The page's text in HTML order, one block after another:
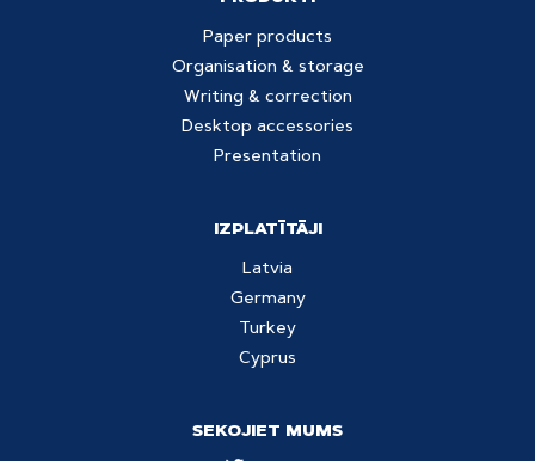
Paper products
Organisation & storage
Writing & correction
Desktop accessories
Presentation
IZPLATĪTĀJI
Latvia
Germany
Turkey
Cyprus
SEKOJIET MUMS